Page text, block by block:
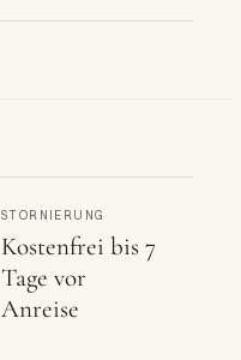
STORNIERUNG
Kostenfrei bis 7
Tage vor
Anreise